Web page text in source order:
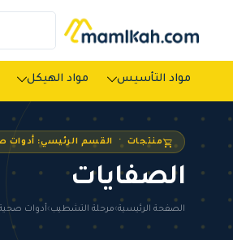
مواد التأسيس مواد الهيكل
منتجات · القسم الرئيسي: أدوات
الصفايات
الصفحة الرئيسية›مرحلة التشطيب›أدوات